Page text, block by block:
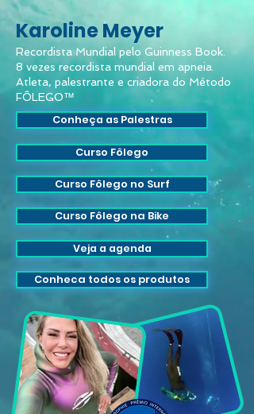
Karoline Meyer
Recordista Mundial pelo Guinness Book.
8 vezes recordista mundial em apneia.
Atleta, palestrante e criadora do Método
FÔLEGO™
Conheça as Palestras
Curso Fôlego
Curso Fôlego no Surf
Curso Fôlego na Bike
Veja a agenda
Conheca todos os produtos